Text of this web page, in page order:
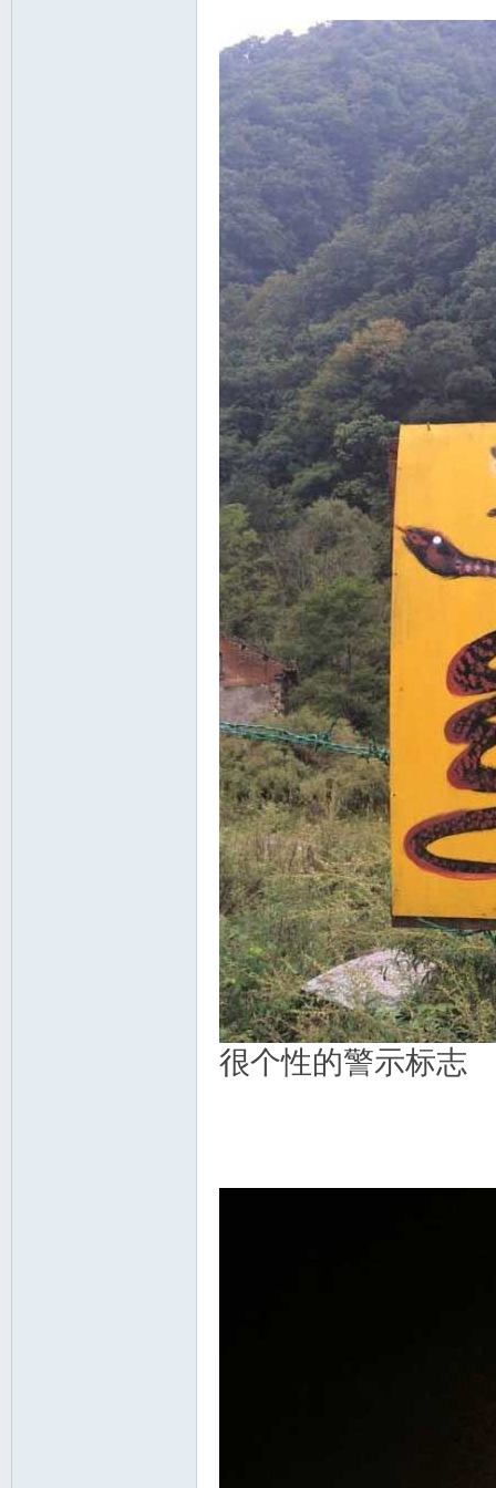
很个性的警示标志